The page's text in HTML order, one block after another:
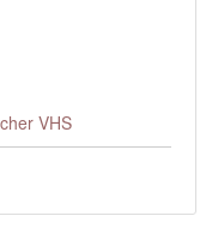
VHS